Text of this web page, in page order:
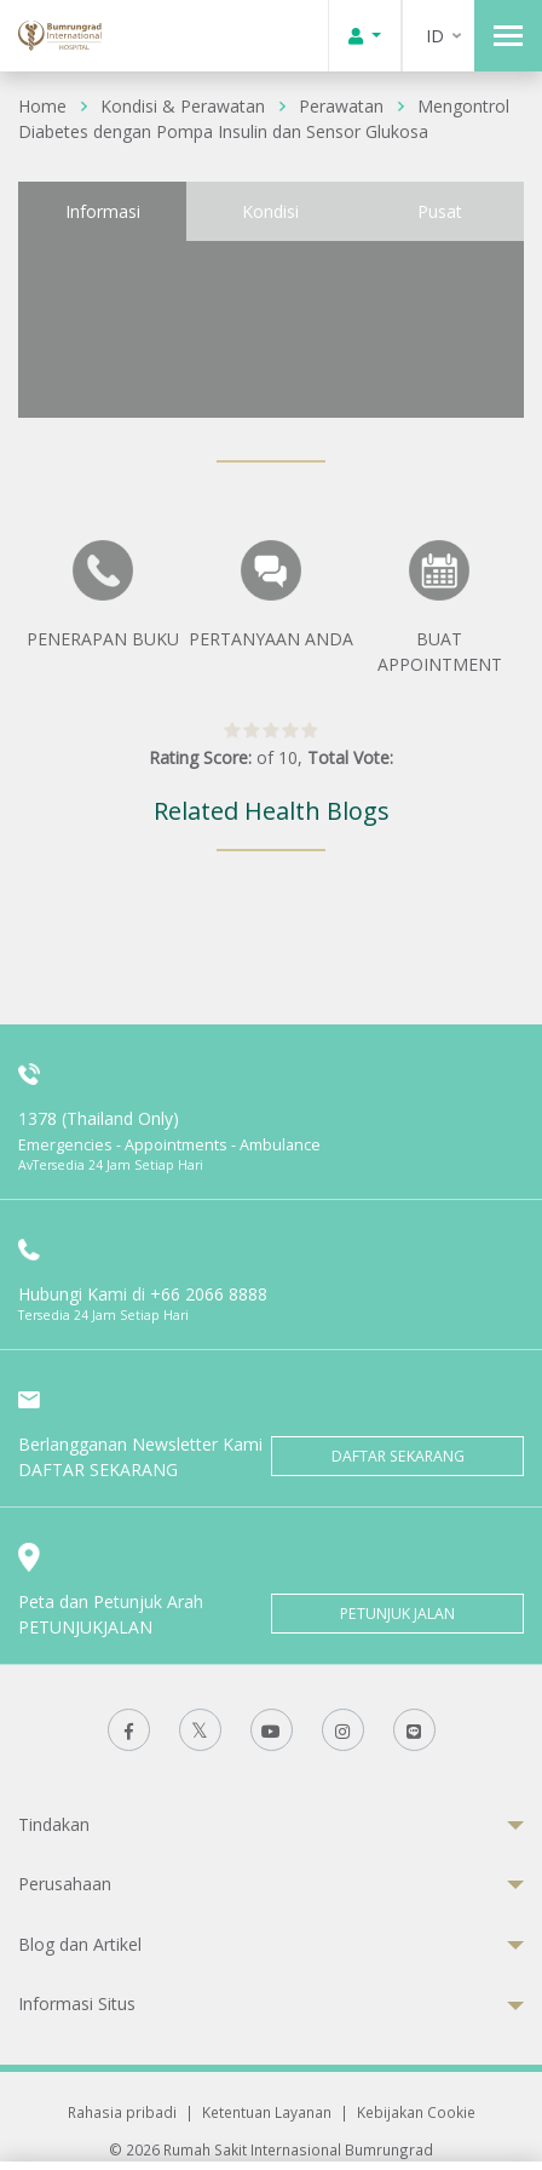
ID
Home Kondisi & Perawatan Perawatan
Mengontrol
Diabetes dengan Pompa Insulin dan Sensor Glukosa
Informasi Kondisi Pusat
PENERAPAN BUKU PERTANYAAN ANDA
BUAT
APPOINTMENT
Rating Score: of 10, Total Vote:
Related Health Blogs
1378 (Thailand Only)
Emergencies - Appointments - Ambulance
AvTersedia 24 Jam Setiap Hari
Hubungi Kami di +66 2066 8888
Tersedia 24 Jam Setiap Hari
Berlangganan Newsletter Kami
DAFTAR SEKARANG
DAFTAR SEKARANG
Peta dan Petunjuk Arah
PETUNJUKJALAN
PETUNJUK JALAN
Tindakan
Perusahaan
Blog dan Artikel
Informasi Situs
Rahasia pribadi | Ketentuan Layanan |
Kebijakan Cookie
© 2026 Rumah Sakit Internasional Bumrungrad